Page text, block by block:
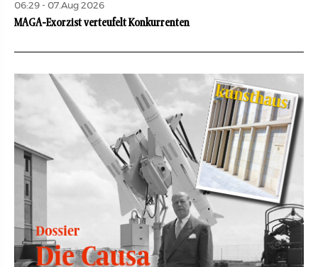
06:29 - 07.Aug 2026
MAGA-Exorzist verteufelt Konkurrenten